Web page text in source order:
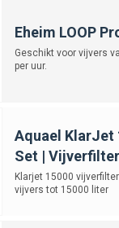
Eheim LOOP
Geschikt voor vijvers
per uur.
Aquael KlarJet
Set |
Klarjet 15000
vijvers tot 15000 liter